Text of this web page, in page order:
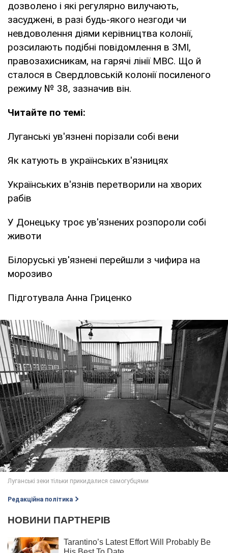
дозволено і які регулярно вилучають,
засуджені, в разі будь-якого незгоди чи
невдоволення діями керівництва колонії,
розсилають подібні повідомлення в ЗМІ,
правозахисникам, на гарячі лінії МВС. Що й
сталося в Свердловській колонії посиленого
режиму № 38, зазначив він.
Читайте по темі:
Луганські ув'язнені порізали собі вени
Як катують в українських в'язницях
Українських в'язнів перетворили на хворих
рабів
У Донецьку троє ув'язнених розпороли собі
животи
Білоруські ув'язнені перейшли з чифира на
морозиво
Підготувала Анна Гриценко
Редакційна політика